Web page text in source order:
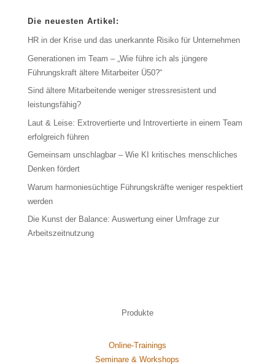
Die neuesten Artikel:
HR in der Krise und das unerkannte Risiko für Unternehmen
Generationen im Team – „Wie führe ich als jüngere
Führungskraft ältere Mitarbeiter Ü50?“
Sind ältere Mitarbeitende weniger stressresistent und
leistungsfähig?
Laut & Leise: Extrovertierte und Introvertierte in einem Team
erfolgreich führen
Gemeinsam unschlagbar – Wie KI kritisches menschliches
Denken fördert
Warum harmoniesüchtige Führungskräfte weniger respektiert
werden
Die Kunst der Balance: Auswertung einer Umfrage zur
Arbeitszeitnutzung
Produkte
Online-Trainings
Seminare & Workshops